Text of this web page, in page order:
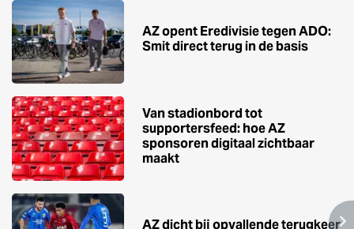
AZ opent Eredivisie tegen ADO:
Smit direct terug in de basis
Van stadionbord tot
supportersfeed: hoe AZ
sponsoren digitaal zichtbaar
maakt
AZ dicht bij opvallende terugkeer